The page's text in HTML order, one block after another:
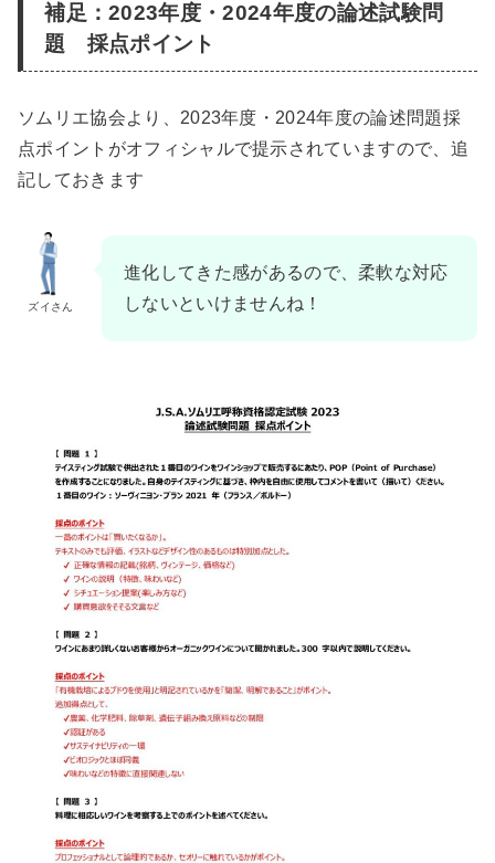
補足：2023年度・2024年度の論述試験問
題 採点ポイント
ソムリエ協会より、2023年度・2024年度の論述問題採
点ポイントがオフィシャルで提示されていますので、追
記しておきます
ズイさん
進化してきた感があるので、柔軟な対応
しないといけませんね！